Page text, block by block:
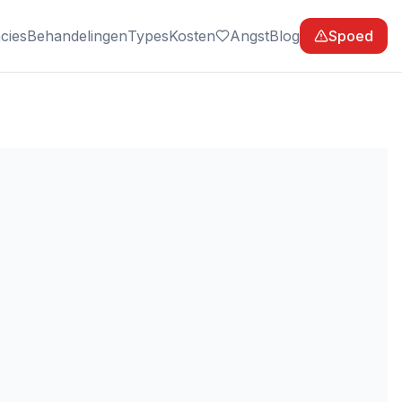
BehandelingenTypesKosten AngstBlog Spoed